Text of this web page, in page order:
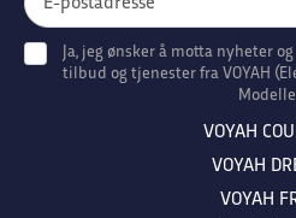
Ja, jeg ønsker å motta nyheter
tilbud og tjenester fra VOYAH
VOYAH
VOYAH
VOYAH